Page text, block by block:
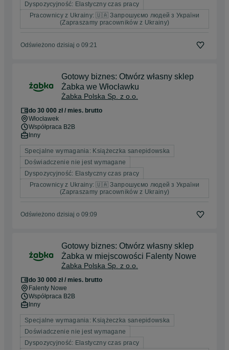
Dyspozycyjność: Elastyczny czas pracy
Pracownicy z Ukrainy: 🇺🇦 Запрошуємо людей з України
(Zapraszamy pracowników z Ukrainy)
Odświeżono dzisiaj o 09:21
Gotowy biznes: Otwórz własny sklep
Żabka we Włocławku
Żabka Polska Sp. z o.o.
do 30 000 zł / mies. brutto
Włocławek
Współpraca B2B
Inny
Specjalne wymagania: Książeczka sanepidowska
Doświadczenie nie jest wymagane
Dyspozycyjność: Elastyczny czas pracy
Pracownicy z Ukrainy: 🇺🇦 Запрошуємо людей з України
(Zapraszamy pracowników z Ukrainy)
Odświeżono dzisiaj o 09:09
Gotowy biznes: Otwórz własny sklep
Żabka w miejscowości Falenty Nowe
Żabka Polska Sp. z o.o.
do 30 000 zł / mies. brutto
Falenty Nowe
Współpraca B2B
Inny
Specjalne wymagania: Książeczka sanepidowska
Doświadczenie nie jest wymagane
Dyspozycyjność: Elastyczny czas pracy